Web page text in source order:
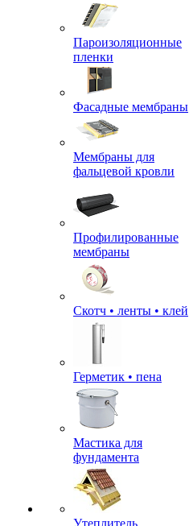
Пароизоляционные
пленки
Фасадные мембраны
Мембраны для
фальцевой кровли
Профилированные
мембраны
Скотч • ленты • клей
Герметик • пена
Мастика для
фундамента
Утеплитель